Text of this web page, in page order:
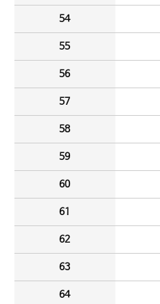
54
55
56
57
58
59
60
61
62
63
64